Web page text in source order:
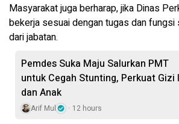
Masyarakat juga berharap, jika Dinas
bekerja sesuai dengan tugas dan fungsi
dari jabatan.
Pemdes Suka Maju Salurkan PMT
untuk Cegah Stunting, Perkuat Gizi
dan Anak
Arif Mul 12 hours